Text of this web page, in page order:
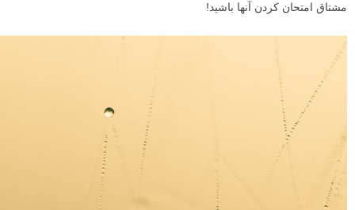
مشتاق امتحان کردن آنها باشید!